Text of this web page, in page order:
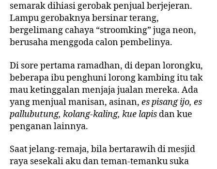
semarak dihiasi gerobak penjual berjejeran.
Lampu gerobaknya bersinar terang,
bergelimang cahaya “stroomking” juga neon,
berusaha menggoda calon pembelinya.
Di sore pertama ramadhan, di depan lorongku,
beberapa ibu penghuni lorong kambing itu tak
mau ketinggalan menjaja jualan mereka. Ada
yang menjual manisan, asinan, espisang ijo, es
pallubutung, kolang-kaling, kue lapis dan kue
penganan lainnya.
Saat jelang-remaja, bila bertarawih di mesjid
raya sesekali aku dan teman-temanku suka